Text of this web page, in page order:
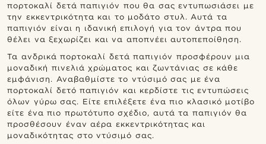
πορτοκαλί δετά παπιγιόν που θα σας εντυπωσιάσει με
την εκκεντρικότητα και το μοδάτο στυλ. Αυτά τα
παπιγιόν είναι η ιδανική επιλογή για τον άντρα που
θέλει να ξεχωρίζει και να αποπνέει αυτοπεποίθηση.
Τα ανδρικά πορτοκαλί δετά παπιγιόν προσφέρουν μια
μοναδική πινελιά χρώματος και ζωντάνιας σε κάθε
εμφάνιση. Αναβαθμίστε το ντύσιμό σας με ένα
πορτοκαλί δετό παπιγιόν και κερδίστε τις εντυπώσεις
όλων γύρω σας. Είτε επιλέξετε ένα πιο κλασικό μοτίβο
είτε ένα πιο πρωτότυπο σχέδιο, αυτά τα παπιγιόν θα
προσθέσουν έναν αέρα εκκεντρικότητας και
μοναδικότητας στο ντύσιμό σας.